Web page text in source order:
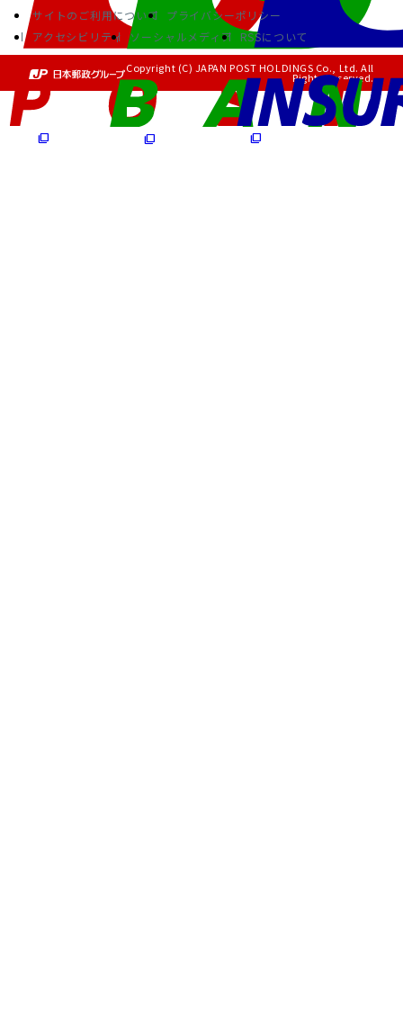
サイトのご利用について
プライバシーポリシー
アクセシビリティ
ソーシャルメディア RSSについて
Copyright (C) JAPAN POST HOLDINGS Co., Ltd. All
Rights Reserved.